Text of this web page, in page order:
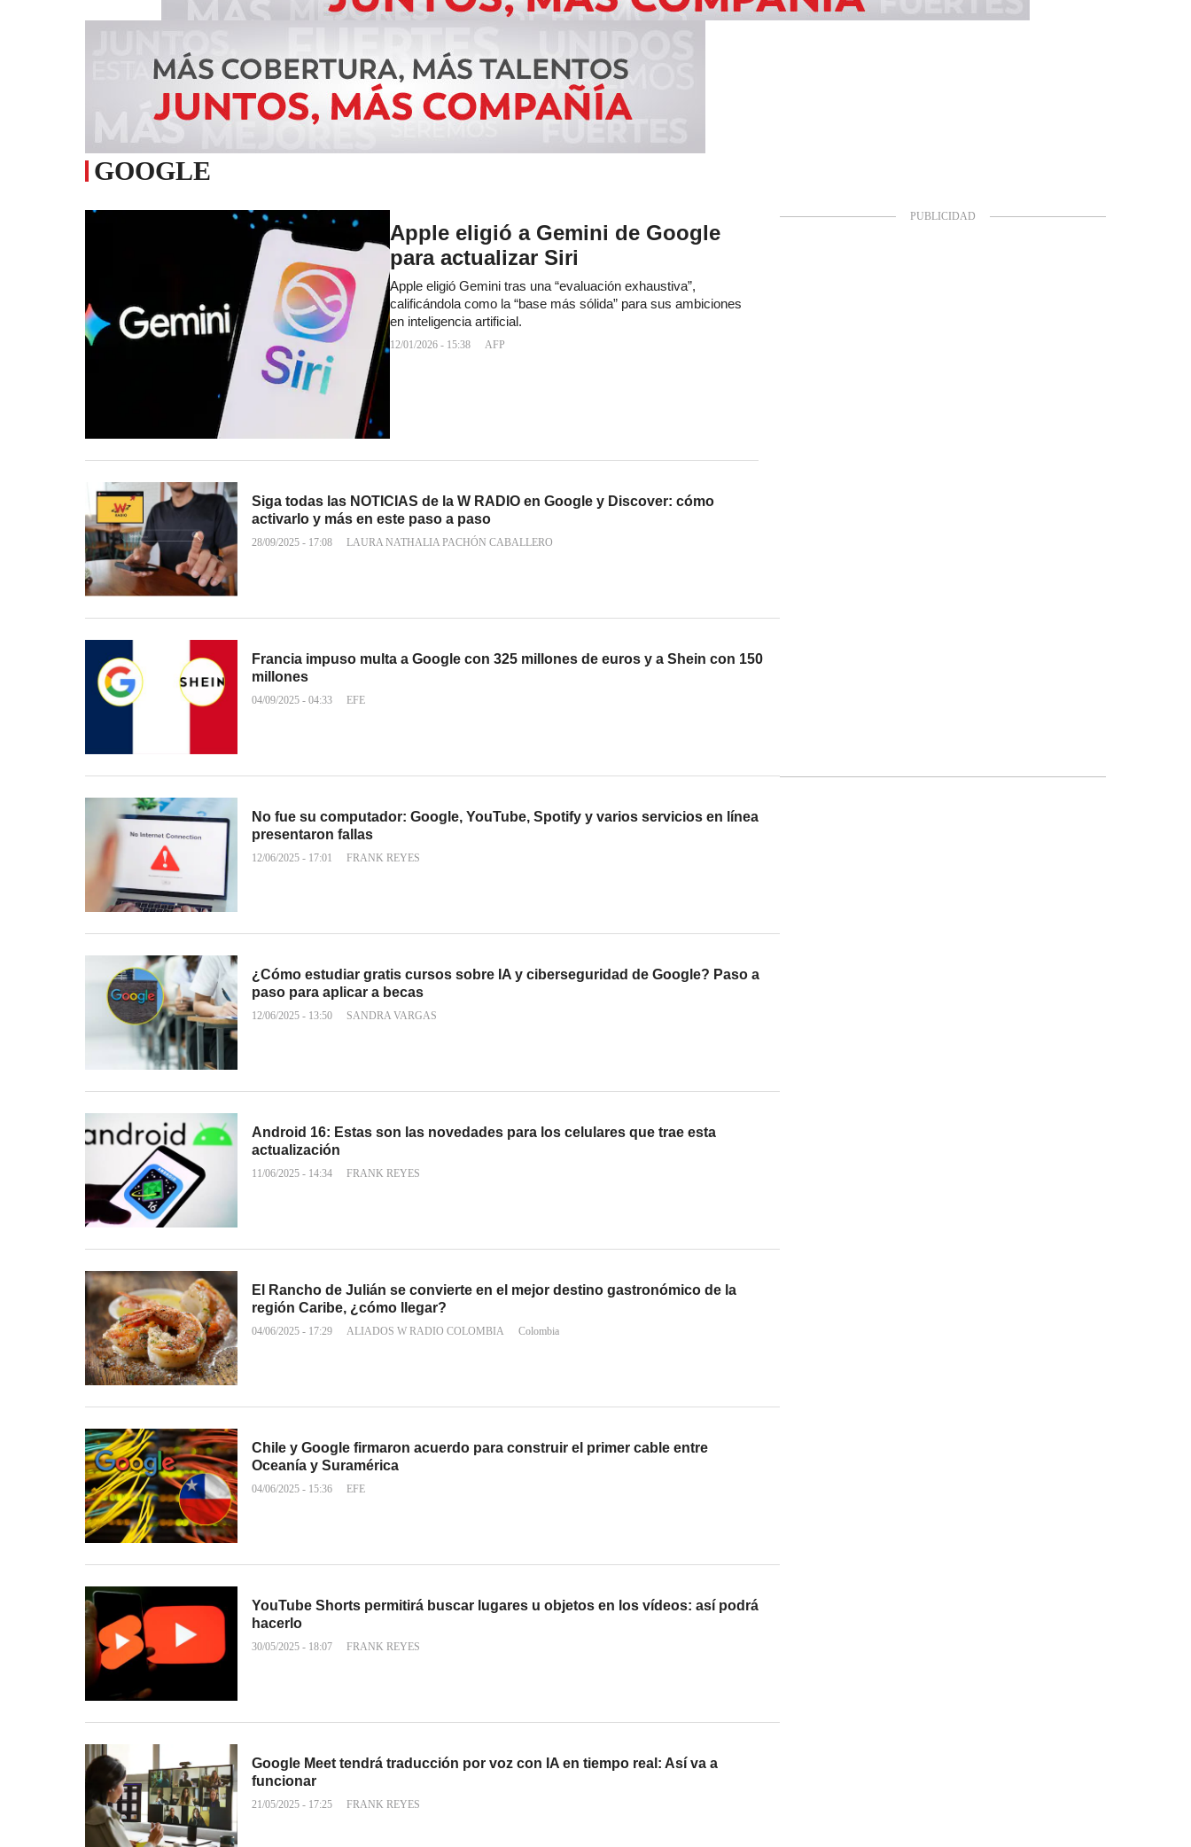
GOOGLE
Apple eligió a Gemini de Google
para actualizar Siri
Apple eligió Gemini tras una “evaluación exhaustiva”,
calificándola como la “base más sólida” para sus ambiciones
en inteligencia artificial.
12/01/2026 - 15:38 AFP
Siga todas las NOTICIAS de la W RADIO en Google y Discover: cómo
activarlo y más en este paso a paso
28/09/2025 - 17:08 LAURA NATHALIA PACHÓN CABALLERO
Francia impuso multa a Google con 325 millones de euros y a Shein con 150
millones
04/09/2025 - 04:33 EFE
No fue su computador: Google, YouTube, Spotify y varios servicios en línea
presentaron fallas
12/06/2025 - 17:01 FRANK REYES
¿Cómo estudiar gratis cursos sobre IA y ciberseguridad de Google? Paso a
paso para aplicar a becas
12/06/2025 - 13:50 SANDRA VARGAS
Android 16: Estas son las novedades para los celulares que trae esta
actualización
11/06/2025 - 14:34 FRANK REYES
El Rancho de Julián se convierte en el mejor destino gastronómico de la
región Caribe, ¿cómo llegar?
04/06/2025 - 17:29 ALIADOS W RADIO COLOMBIA Colombia
Chile y Google firmaron acuerdo para construir el primer cable entre
Oceanía y Suramérica
04/06/2025 - 15:36 EFE
YouTube Shorts permitirá buscar lugares u objetos en los vídeos: así podrá
hacerlo
30/05/2025 - 18:07 FRANK REYES
Google Meet tendrá traducción por voz con IA en tiempo real: Así va a
funcionar
21/05/2025 - 17:25 FRANK REYES